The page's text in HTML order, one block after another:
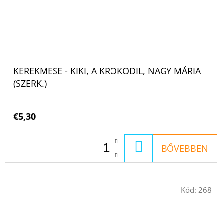
KEREKMESE - KIKI, A KROKODIL, NAGY MÁRIA
(SZERK.)
€5,30
KOSÁRBA
BŐVEBBEN
Kód: 268